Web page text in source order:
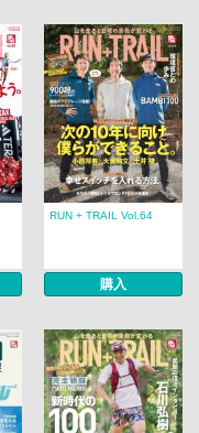
RUN + TRAIL Vol.64
購入